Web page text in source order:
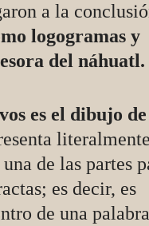
a la
logogramas y
del náhuatl.
es el dibujo
de las partes
es decir, es
de una